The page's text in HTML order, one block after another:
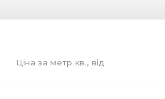
Ціна за метр кв., від